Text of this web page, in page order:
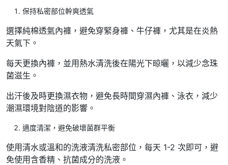
保持私密部位幹爽透氣
選擇純棉透氣內褲，避免穿緊身褲、牛仔褲，尤其是在炎熱
天氣下。
每天更換內褲，並用熱水清洗後在陽光下晾曬，以減少念珠
菌滋生。
出汗後及時更換濕衣物，避免長時間穿濕內褲、泳衣，減少
潮濕環境對陰道的影響。
適度清潔，避免破壞菌群平衡
使用清水或溫和的洗液清洗私密部位，每天 1-2 次即可，避
免使用含香精、抗菌成分的洗液。